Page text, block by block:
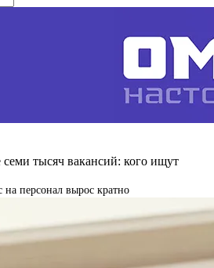
тысяч вакансий: кого ищут
на персонал вырос кратно